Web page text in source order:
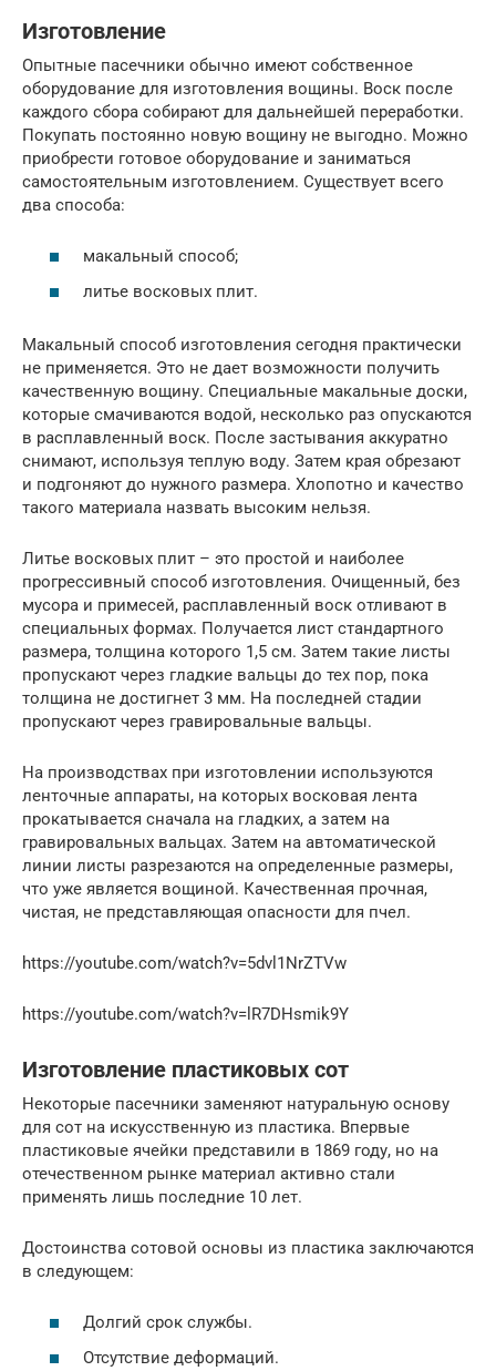
Изготовление
Опытные пасечники обычно имеют собственное
оборудование для изготовления вощины. Воск после
каждого сбора собирают для дальнейшей переработки.
Покупать постоянно новую вощину не выгодно. Можно
приобрести готовое оборудование и заниматься
самостоятельным изготовлением. Существует всего
два способа:
макальный способ;
литье восковых плит.
Макальный способ изготовления сегодня практически
не применяется. Это не дает возможности получить
качественную вощину. Специальные макальные доски,
которые смачиваются водой, несколько раз опускаются
в расплавленный воск. После застывания аккуратно
снимают, используя теплую воду. Затем края обрезают
и подгоняют до нужного размера. Хлопотно и качество
такого материала назвать высоким нельзя.
Литье восковых плит – это простой и наиболее
прогрессивный способ изготовления. Очищенный, без
мусора и примесей, расплавленный воск отливают в
специальных формах. Получается лист стандартного
размера, толщина которого 1,5 см. Затем такие листы
пропускают через гладкие вальцы до тех пор, пока
толщина не достигнет 3 мм. На последней стадии
пропускают через гравировальные вальцы.
На производствах при изготовлении используются
ленточные аппараты, на которых восковая лента
прокатывается сначала на гладких, а затем на
гравировальных вальцах. Затем на автоматической
линии листы разрезаются на определенные размеры,
что уже является вощиной. Качественная прочная,
чистая, не представляющая опасности для пчел.
https://youtube.com/watch?v=5dvl1NrZTVw
https://youtube.com/watch?v=lR7DHsmik9Y
Изготовление пластиковых сот
Некоторые пасечники заменяют натуральную основу
для сот на искусственную из пластика. Впервые
пластиковые ячейки представили в 1869 году, но на
отечественном рынке материал активно стали
применять лишь последние 10 лет.
Достоинства сотовой основы из пластика заключаются
в следующем:
Долгий срок службы.
Отсутствие деформаций.